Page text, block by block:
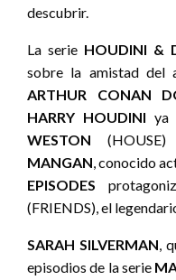
descubrir.
La serie HOUDINI &
sobre la amistad del
ARTHUR CONAN
HARRY HOUDINI ya
WESTON
MANGAN, conocido
EPISODES
(FRIENDS), el
SARAH SILVERMAN,
episodios de la serie